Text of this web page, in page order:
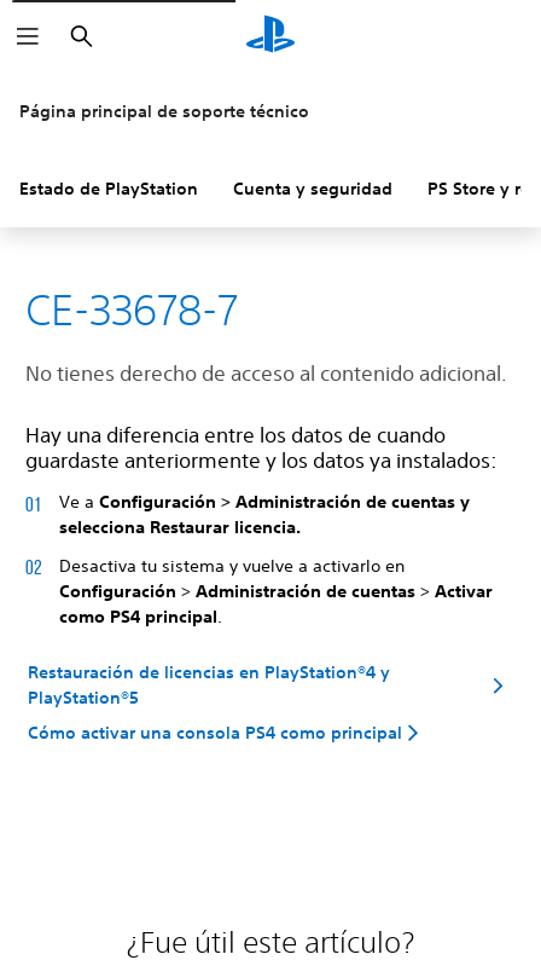
Buscar
Página principal de soporte técnico
Estado de PlayStation Cuenta y seguridad PS Store y
CE-33678-7
No tienes derecho de acceso al contenido adicional.
Hay una diferencia entre los datos de cuando
guardaste anteriormente y los datos ya instalados:
Ve a Configuración > Administración de cuentas y
selecciona Restaurar licencia.
Desactiva tu sistema y vuelve a activarlo en
Configuración > Administración de cuentas > Activar
como PS4 principal
Restauración de licencias en PlayStation®4 y
PlayStation®5
Cómo activar una consola PS4 como principal
¿Fue útil este artículo?